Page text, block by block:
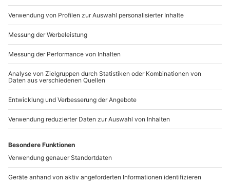
GruseldinnerinStuttgart!
WICHTIGE INFORMATIONEN
Es besteht kein Anspruch auf ein vegetarisches
Menü oder die Berücksichtigung von
Lebensmittelallergien, sofern dieses nicht bereits bei
der Buchung angegeben wurde.
Andere Produkte entdecken
Gruseldinner Weil im
Schönbuch
Stuttgart-Büsnau